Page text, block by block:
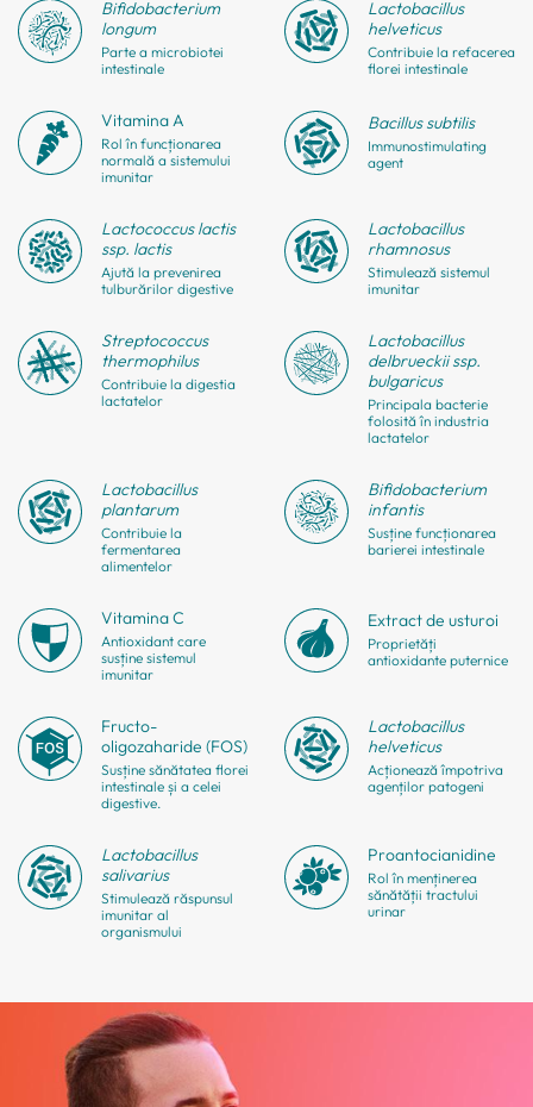
Bifidobacterium
longum
Parte a microbiotei
intestinale
Lactobacillus
helveticus
Contribuie la refacerea
florei intestinale
Vitamina A
Rol în funcționarea
normală a sistemului
imunitar
Bacillus subtilis
Immunostimulating
agent
Lactococcus lactis
ssp. lactis
Ajută la prevenirea
tulburărilor digestive
Lactobacillus
rhamnosus
Stimulează sistemul
imunitar
Streptococcus
thermophilus
Contribuie la digestia
lactatelor
Lactobacillus
delbrueckii ssp.
bulgaricus
Principala bacterie
folosită în industria
lactatelor
Lactobacillus
plantarum
Contribuie la
fermentarea
alimentelor
Bifidobacterium
infantis
Susține funcționarea
barierei intestinale
Vitamina C
Antioxidant care
susține sistemul
imunitar
Extract de usturoi
Proprietăți
antioxidante puternice
Fructo-
oligozaharide (FOS)
Susține sănătatea florei
intestinale și a celei
digestive.
Lactobacillus
helveticus
Acționează împotriva
agenților patogeni
Lactobacillus
salivarius
Stimulează răspunsul
imunitar al
organismului
Proantocianidine
Rol în menținerea
sănătății tractului
urinar